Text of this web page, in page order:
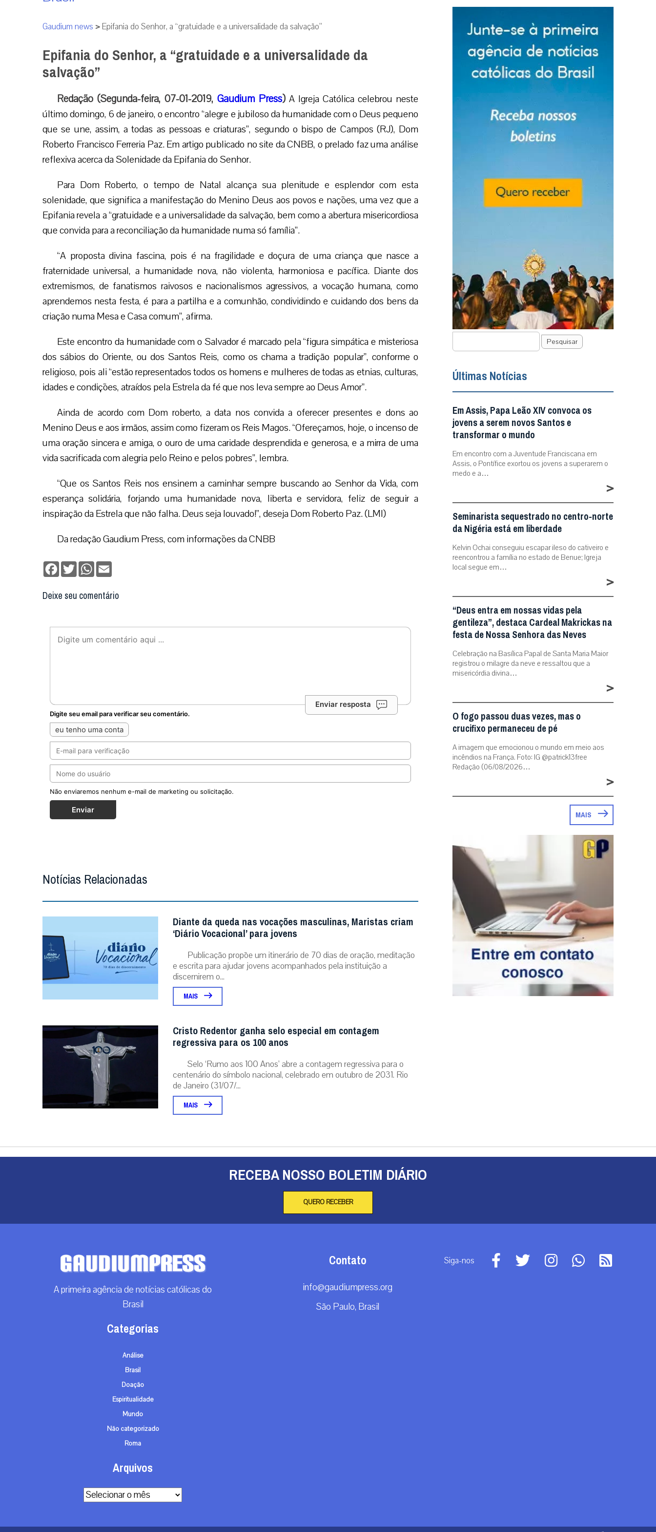
Gaudium news >Epifania do Senhor, a “gratuidade e a universalidade da salvação”
Epifania do Senhor, a “gratuidade e a universalidade da
salvação”
Redação (Segunda-feira, 07-01-2019, Gaudium Press) A Igreja Católica celebrou neste
último domingo, 6 de janeiro, o encontro “alegre e jubiloso da humanidade com o Deus pequeno
que se une, assim, a todas as pessoas e criaturas”, segundo o bispo de Campos (RJ), Dom
Roberto Francisco Ferreria Paz. Em artigo publicado no site da CNBB, o prelado faz uma análise
reflexiva acerca da Solenidade da Epifania do Senhor.
Para Dom Roberto, o tempo de Natal alcança sua plenitude e esplendor com esta
solenidade, que significa a manifestação do Menino Deus aos povos e nações, uma vez que a
Epifania revela a “gratuidade e a universalidade da salvação, bem como a abertura misericordiosa
que convida para a reconciliação da humanidade numa só família”.
“A proposta divina fascina, pois é na fragilidade e doçura de uma criança que nasce a
fraternidade universal, a humanidade nova, não violenta, harmoniosa e pacífica. Diante dos
extremismos, de fanatismos raivosos e nacionalismos agressivos, a vocação humana, como
aprendemos nesta festa, é para a partilha e a comunhão, condividindo e cuidando dos bens da
criação numa Mesa e Casa comum”, afirma.
Este encontro da humanidade com o Salvador é marcado pela “figura simpática e misteriosa
dos sábios do Oriente, ou dos Santos Reis, como os chama a tradição popular”, conforme o
religioso, pois ali “estão representados todos os homens e mulheres de todas as etnias, culturas,
idades e condições, atraídos pela Estrela da fé que nos leva sempre ao Deus Amor”.
Ainda de acordo com Dom roberto, a data nos convida a oferecer presentes e dons ao
Menino Deus e aos irmãos, assim como fizeram os Reis Magos. “Ofereçamos, hoje, o incenso de
uma oração sincera e amiga, o ouro de uma caridade desprendida e generosa, e a mirra de uma
vida sacrificada com alegria pelo Reino e pelos pobres”, lembra.
“Que os Santos Reis nos ensinem a caminhar sempre buscando ao Senhor da Vida, com
esperança solidária, forjando uma humanidade nova, liberta e servidora, feliz de seguir a
inspiração da Estrela que não falha. Deus seja louvado!”, deseja Dom Roberto Paz. (LMI)
Da redação Gaudium Press, com informações da CNBB
Facebook
TwitterWhatsApp
Deixe seu comentário
Enviar resposta
Digite seu email para verificar seu comentário.
eu tenho uma conta
Não enviaremos nenhum e-mail de marketing ou solicitação.
Enviar
Notícias Relacionadas
Diante da queda nas vocações masculinas, Maristas criam
‘Diário Vocacional’ para jovens
Publicação propõe um itinerário de 70 dias de oração, meditação
e escrita para ajudar jovens acompanhados pela instituição a
discernirem o...
MAIS
Cristo Redentor ganha selo especial em contagem
regressiva para os 100 anos
Selo ‘Rumo aos 100 Anos’ abre a contagem regressiva para o
centenário do símbolo nacional, celebrado em outubro de 2031. Rio
de Janeiro (31/07/...
MAIS
Pesquisar
Últimas Notícias
Em Assis, Papa Leão XIV convoca os
jovens a serem novos Santos e
transformar o mundo
Em encontro com a Juventude Franciscana em
Assis, o Pontífice exortou os jovens a superarem o
medo e a…
>
Seminarista sequestrado no centro-norte
da Nigéria está em liberdade
Kelvin Ochai conseguiu escapar ileso do cativeiro e
reencontrou a família no estado de Benue; Igreja
local segue em…
>
“Deus entra em nossas vidas pela
gentileza”, destaca Cardeal Makrickas na
festa de Nossa Senhora das Neves
Celebração na Basílica Papal de Santa Maria Maior
registrou o milagre da neve e ressaltou que a
misericórdia divina…
>
O fogo passou duas vezes, mas o
crucifixo permaneceu de pé
A imagem que emocionou o mundo em meio aos
incêndios na França. Foto: IG @patrick13free
Redação (06/08/2026…
>
MAIS
RECEBA NOSSO BOLETIM DIÁRIO
QUERO RECEBER
A primeira agência de notícias católicas do
Brasil
Categorias
Análise
Brasil
Doação
Espiritualidade
Mundo
Não categorizado
Roma
Arquivos
Arquivos
Contato
info@gaudiumpress.org
São Paulo, Brasil
Siga-nos